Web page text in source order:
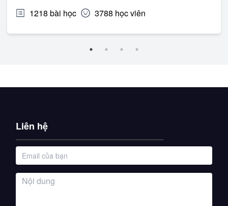
1218 bài học 3788 học viên
Liên hệ